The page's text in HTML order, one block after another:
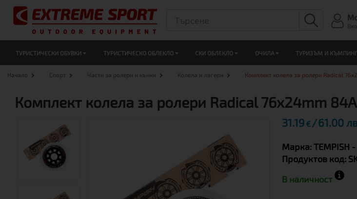
ТУРИСТИЧЕСКИ ОБУВКИ ТУРИСТИЧЕСКО ОБЛЕКЛО СКИ ОБЛЕКЛО ОЧИЛА ТУРИЗЪМ И
Начало Спорт Части за ролери и кънки Колела и лагери Комплект колела за ролери Radical
Комплект колела за ролери Radical 76x24mm
31.19 € 61.00
Марка:TEMPISH -
Продуктов код:
В наличност